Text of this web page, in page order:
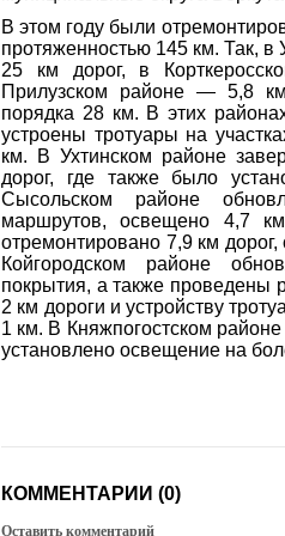
В этом году были
протяженностью 145 км. Так,
25 км дорог, в
Прилузском районе — 5,8
порядка 28 км. В этих
устроены тротуары на
км. В Ухтинском районе
дорог, где также было
Сысольском районе
маршрутов, освещено 4,7
отремонтировано 7,9 км
Койгородском районе
покрытия, а также проведены
2 км дороги и устройству
1 км. В Княжпогостском
установлено освещение на
КОММЕНТАРИИ (0)
Оставить комментарий